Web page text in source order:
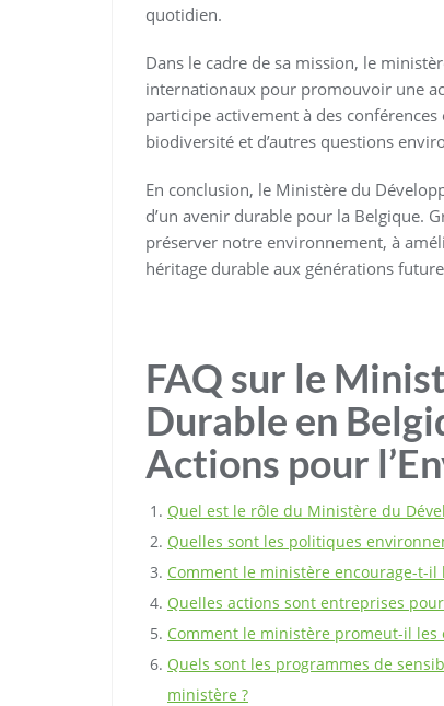
quotidien.
Dans le cadre de sa mission, le
internationaux pour promouvoir une
participe activement à des
biodiversité et d’autres questions
En conclusion, le Ministère du
d’un avenir durable pour la Belgique.
préserver notre environnement, à
héritage durable aux générations
FAQ sur le
Durable en
Actions pour
Quel est le rôle du Ministère du
Quelles sont les politiques
Comment le ministère encourage-t-
Quelles actions sont entreprises
Comment le ministère promeut-il les
Quels sont les programmes de
ministère ?